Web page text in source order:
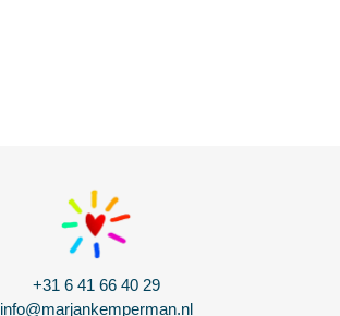
+31 6 41 66 40 29
info@marjankemperman.nl